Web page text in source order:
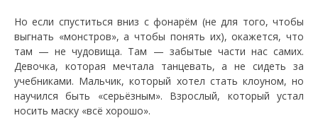
Но если спуститься вниз с фонарём (не для того, чтобы
выгнать «монстров», а чтобы понять их), окажется, что
там — не чудовища. Там — забытые части нас самих.
Девочка, которая мечтала танцевать, а не сидеть за
учебниками. Мальчик, который хотел стать клоуном, но
научился быть «серьёзным». Взрослый, который устал
носить маску «всё хорошо».